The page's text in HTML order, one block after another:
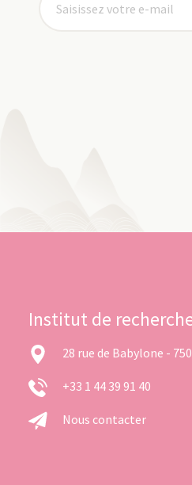
Institut de
28 rue de Babylone -
+33 1 44 39 91 40
Nous contacter